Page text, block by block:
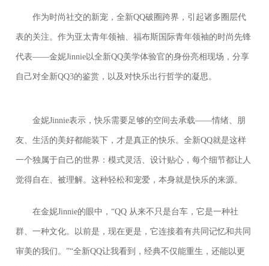
作为时尚社交的新宠，全新QQ破圈跨界，引起诸多圈层代
表的关注。作为亚太青年领袖、福布斯国际青年领袖的时尚先锋
代表——金妮Jinnie以全新QQ美学体验官的身份亮相现场，分享
自己对全新QQ3的鉴赏，以及对快乐出行哲学的凝思。
金妮Jinnie表示，快乐需要足够的空间去承载——情绪、朋
友、生活的美好都能装下，才是真正的快乐。全新QQ就是这样
一个独属于自己的世界：模式灵活、设计贴心，每个细节都让人
觉得自在、被理解。这种轻松和宠爱，本身就是快乐的来源。
在金妮Jinnie的眼中，“QQ 从来不只是台车，它是一种社
群、一种文化。以前是，现在更是，它连接着有共同记忆和共同
审美的我们。”“全新QQ让我看到，经典不仅能重生，还能以更